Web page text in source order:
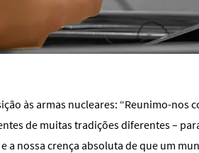
às armas nucleares: “Reunimo-nos
de muitas tradições diferentes –
a nossa crença absoluta de que um